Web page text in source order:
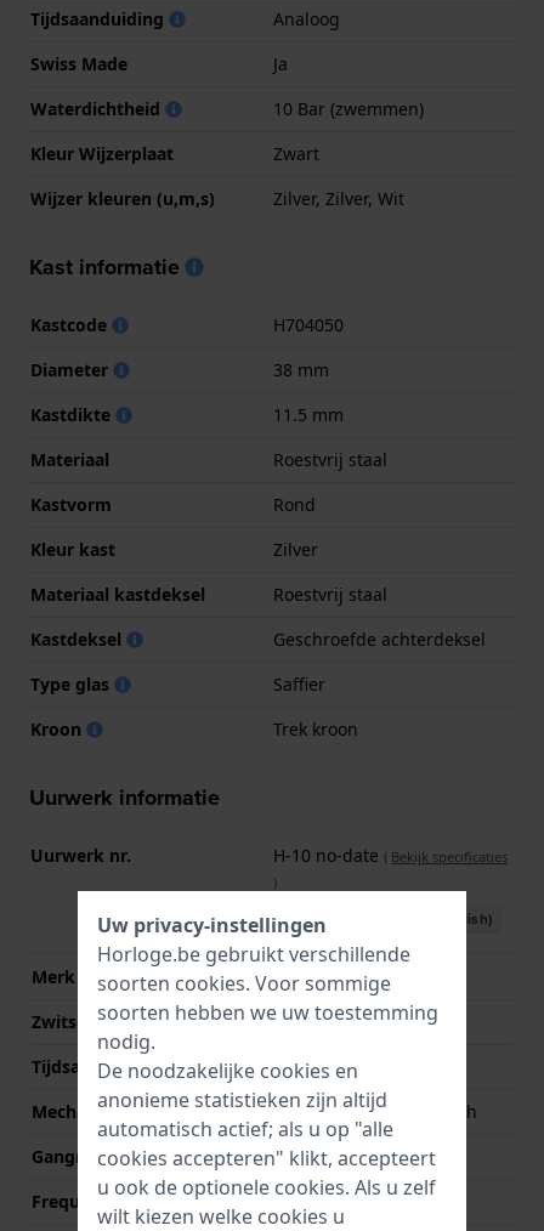
Tijdsaanduiding
Analoog
Swiss Made
Ja
Waterdichtheid
10 Bar (zwemmen)
Kleur Wijzerplaat
Zwart
Wijzer kleuren (u,m,s)
Zilver, Zilver, Wit
Kast informatie
Kastcode
H704050
Diameter
38 mm
Kastdikte
11.5 mm
Materiaal
Roestvrij staal
Kastvorm
Rond
Kleur kast
Zilver
Materiaal kastdeksel
Roestvrij staal
Kastdeksel
Geschroefde achterdeksel
Type glas
Saffier
Kroon
Trek kroon
Uurwerk informatie
Uurwerk nr. H-10 no-date ( Bekijk specificaties
)
Download handboek (English)
Merk uurwerk
ETA
Zwitsers uurwerk
Ja
Tijdsaanduiding
Analoog
Mechanisme
Mechanisch automatisch
Gangreserve
80
Frequentie
21600
Uw privacy-instellingen
Horloge.be gebruikt verschillende
soorten cookies. Voor sommige
soorten hebben we uw toestemming
nodig.
De noodzakelijke cookies en
anonieme statistieken zijn altijd
automatisch actief; als u op "alle
cookies accepteren" klikt, accepteert
u ook de optionele cookies. Als u zelf
wilt kiezen welke cookies u